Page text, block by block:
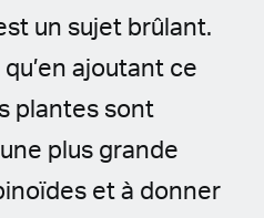
un sujet brûlant.
ajoutant ce
plantes sont
plus grande
et à donner